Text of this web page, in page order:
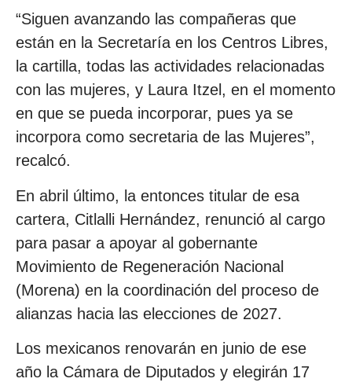
“Siguen avanzando las compañeras que
están en la Secretaría en los Centros Libres,
la cartilla, todas las actividades relacionadas
con las mujeres, y Laura Itzel, en el momento
en que se pueda incorporar, pues ya se
incorpora como secretaria de las Mujeres”,
recalcó.
En abril último, la entonces titular de esa
cartera, Citlalli Hernández, renunció al cargo
para pasar a apoyar al gobernante
Movimiento de Regeneración Nacional
(Morena) en la coordinación del proceso de
alianzas hacia las elecciones de 2027.
Los mexicanos renovarán en junio de ese
año la Cámara de Diputados y elegirán 17